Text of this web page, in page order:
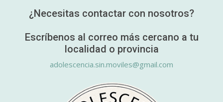
¿Necesitas contactar con nosotros?
Escríbenos al correo más cercano a tu
localidad o provincia
adolescencia.sin.moviles@gmail.com